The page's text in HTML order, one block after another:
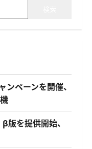
ンペーンを開催、
版を提供開始、